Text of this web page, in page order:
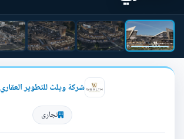
شركة ويلث للتطوير العقاري
تجارى